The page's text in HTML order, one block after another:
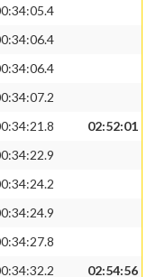
02:52:01
02:54:56